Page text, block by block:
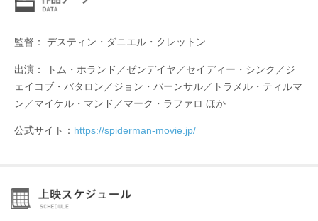
監督： デスティン・ダニエル・クレットン
出演： トム・ホランド／ゼンデイヤ／セイディー・シンク／ジ
ェイコブ・バタロン／ジョン・バーンサル／トラメル・ティルマ
ン／マイケル・マンド／マーク・ラファロ ほか
公式サイト： https://spiderman-movie.jp/